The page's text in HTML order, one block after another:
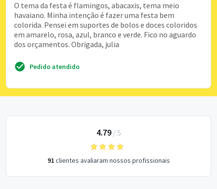
O tema da festa é flamingos, abacaxis, tema meio
havaiano. Minha intenção é fazer uma festa bem
colorida. Pensei em suportes de bolos e doces coloridos
em amarelo, rosa, azul, branco e verde. Fico no aguardo
dos orçamentos. Obrigada, julia
Pedido atendido
4.79/ 5
91 clientes avaliaram nossos profissionais